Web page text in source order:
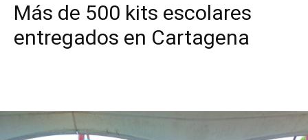
Más de 500 kits escolares
entregados en Cartagena